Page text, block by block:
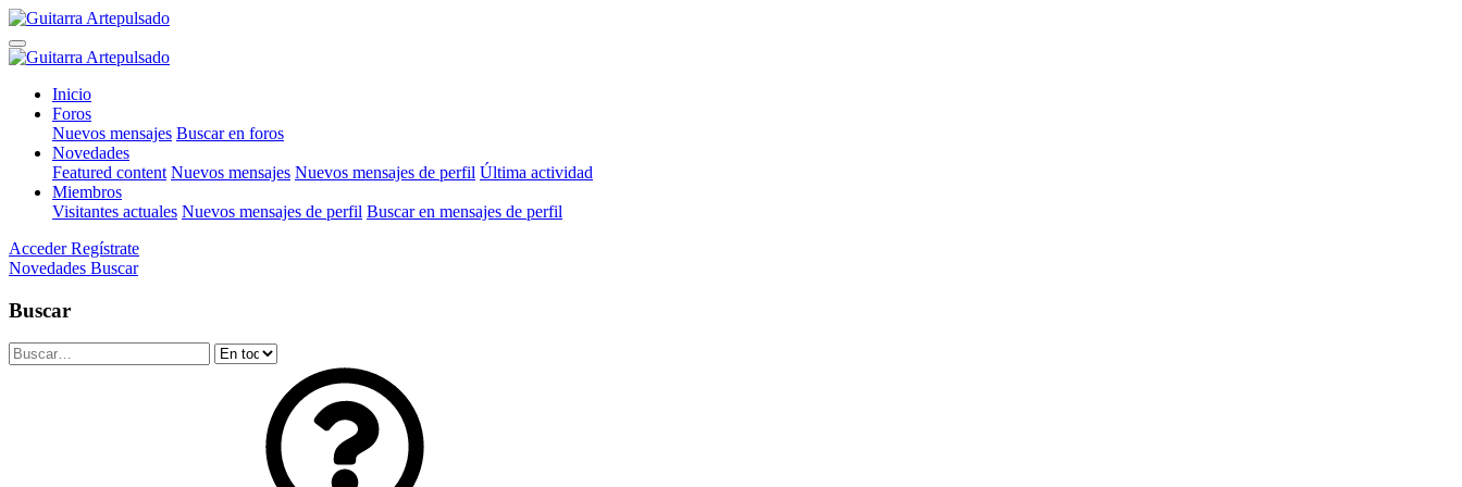
Inicio
Foros
Nuevos mensajes Buscar en foros
Novedades
Featured content Nuevos mensajes Nuevos mensajes de perfil Última actividad
Miembros
Visitantes actuales Nuevos mensajes de perfil Buscar en mensajes de perfil
Acceder Regístrate
Novedades Buscar
Buscar